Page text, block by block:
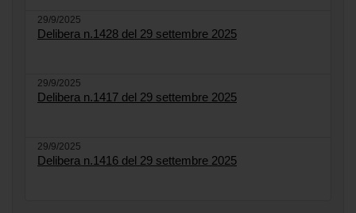
29/9/2025
Delibera n.1428 del 29 settembre 2025
29/9/2025
Delibera n.1417 del 29 settembre 2025
29/9/2025
Delibera n.1416 del 29 settembre 2025